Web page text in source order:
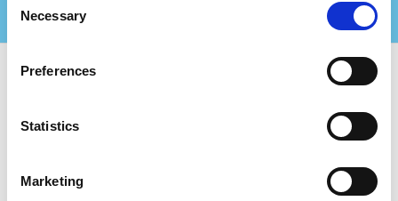
Selection
Necessary
Preferences
Statistics
Marketing